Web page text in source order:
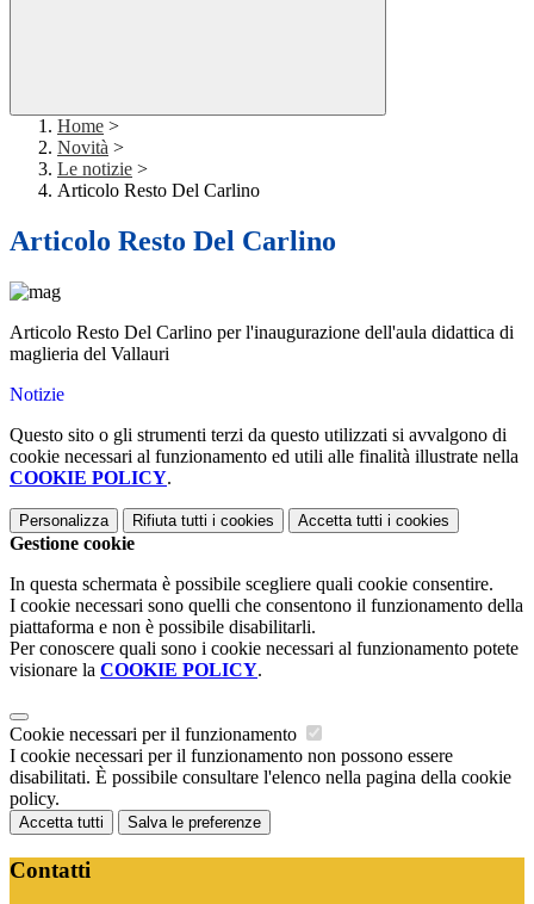
Home >
Novità >
Le notizie >
Articolo Resto Del Carlino
Articolo Resto Del Carlino
Articolo Resto Del Carlino per l'inaugurazione dell'aula didattica di
maglieria del Vallauri
Notizie
Questo sito o gli strumenti terzi da questo utilizzati si avvalgono di
cookie necessari al funzionamento ed utili alle finalità illustrate nella
COOKIE POLICY.
Personalizza Rifiuta tutti i cookies Accetta tutti i cookies
Gestione cookie
In questa schermata è possibile scegliere quali cookie consentire.
I cookie necessari sono quelli che consentono il funzionamento della
piattaforma e non è possibile disabilitarli.
Per conoscere quali sono i cookie necessari al funzionamento potete
visionare la COOKIE POLICY.
Cookie necessari per il funzionamento
I cookie necessari per il funzionamento non possono essere
disabilitati. È possibile consultare l'elenco nella pagina della cookie
policy.
Accetta tutti Salva le preferenze
Contatti